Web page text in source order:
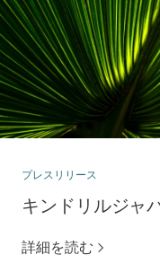
プレスリリース
キンドリルジャ
詳細を読む